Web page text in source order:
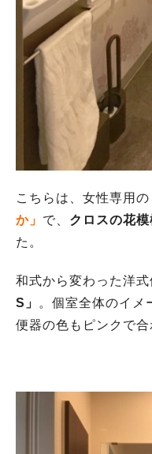
こちらは、女性専用
か」 で、 クロスの花
た。
和式から変わった洋式
S」
。個室全体のイメ
便器の色もピンクで合